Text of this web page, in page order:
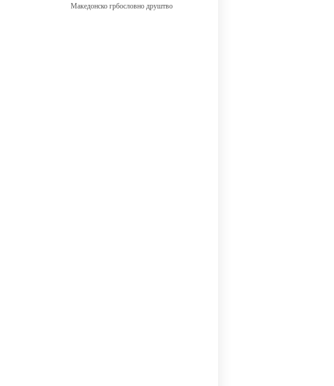
Македонско грбословно друштво